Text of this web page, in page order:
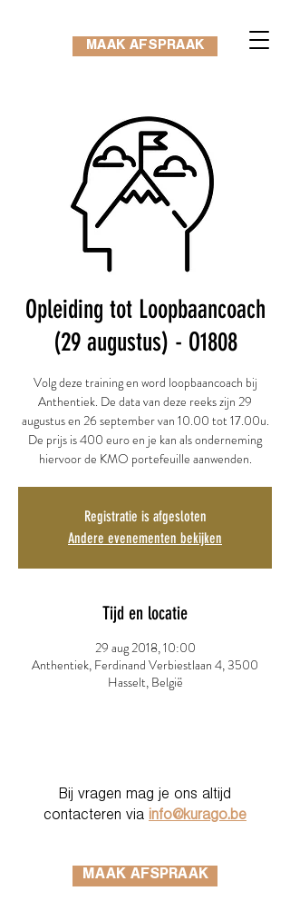
MAAK AFSPRAAK
Opleiding tot Loopbaancoach
(29 augustus) - O1808
Volg deze training en word loopbaancoach bij
Anthentiek. De data van deze reeks zijn 29
augustus en 26 september van 10.00 tot 17.00u.
De prijs is 400 euro en je kan als onderneming
hiervoor de KMO portefeuille aanwenden.
Registratie is afgesloten
Andere evenementen bekijken
Tijd en locatie
29 aug 2018, 10:00
Anthentiek, Ferdinand Verbiestlaan 4, 3500
Hasselt, België
Bij vragen mag je ons altijd
contacteren via info@kurago.be
MAAK AFSPRAAK